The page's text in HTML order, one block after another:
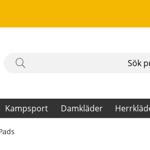
Kampsport Damkläder